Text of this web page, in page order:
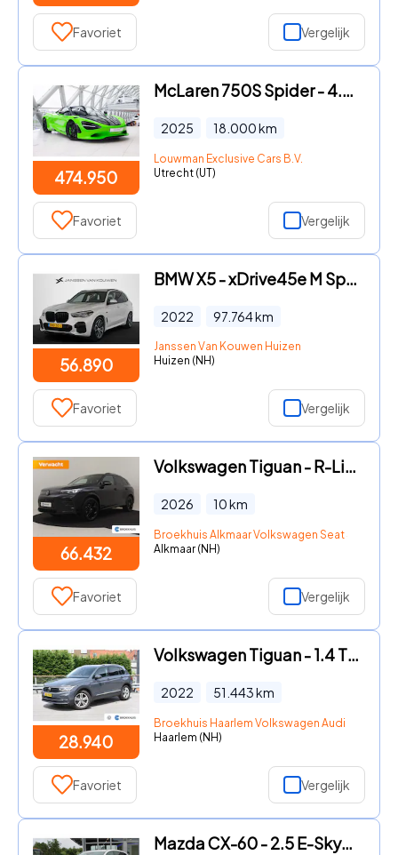
Favoriet Vergelijk
474.950
McLaren 750S Spider - 4.0 V8 | Mantis Green | Carbon Bonnet & Wing |
2025 18.000km
Louwman Exclusive Cars B.V.
Utrecht (UT)
Favoriet Vergelijk
56.890
BMW X5 - xDrive45e M Sport Panoramadak M-Stoelen Adaptieve Cruise Key
2022 97.764km
Janssen Van Kouwen Huizen
Huizen (NH)
Favoriet Vergelijk
66.432
Volkswagen Tiguan - R-Line Edition - eHybrid | 'App-Connect' draadloze smartphon
2026 10km
Broekhuis Alkmaar Volkswagen Seat Skoda
Alkmaar (NH)
Favoriet Vergelijk
28.940
Volkswagen Tiguan - 1.4 TSI eHybrid Business Plus PHEV | Airco (automatisch) | B
2022 51.443km
Broekhuis Haarlem Volkswagen Audi Seat
Haarlem (NH)
Favoriet Vergelijk
Mazda CX-60 - 2.5 E-Skyactiv PHEV 327pk Automaat Homura AWD